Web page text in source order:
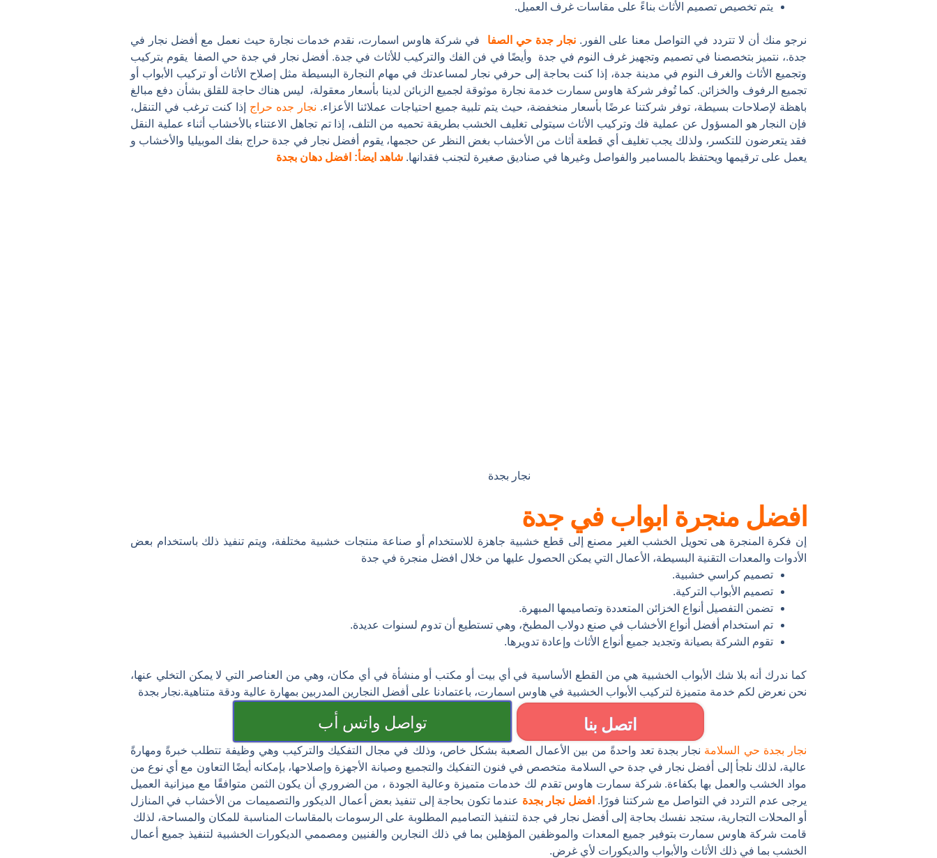
يتم تخصيص تصميم الأثاث بناءً على مقاسات غرف العميل.
نرجو منك أن لا تتردد في التواصل معنا على الفور.نجار جدة حي الصفا
في شركة هاوس اسمارت، نقدم خدمات نجارة حيث نعمل مع أفضل نجار في
جدة.، نتميز بتخصصنا في تصميم وتجهيز غرف النوم في جدة وأيضًا في فن الفك والتركيب للأثاث في جدة. أفضل نجار في جدة حي الصفا يقوم بتركيب
وتجميع الأثاث والغرف النوم في مدينة جدة، إذا كنت بحاجة إلى حرفي نجار لمساعدتك في مهام النجارة البسيطة مثل إصلاح الأثاث أو تركيب الأبواب أو
تجميع الرفوف والخزائن. كما تُوفر شركة هاوس سمارت خدمة نجارة موثوقة لجميع الزبائن لدينا بأسعار معقولة، ليس هناك حاجة للقلق بشأن دفع مبالغ
باهظة لإصلاحات بسيطة، توفر شركتنا عرضًا بأسعار منخفضة، حيث يتم تلبية جميع احتياجات عملائنا الأعزاء. نجار جده حراج إذا كنت ترغب في التنقل،
فإن النجار هو المسؤول عن عملية فك وتركيب الأثاث سيتولى تغليف الخشب بطريقة تحميه من التلف، إذا تم تجاهل الاعتناء بالأخشاب أثناء عملية النقل
فقد يتعرضون للتكسر، ولذلك يجب تغليف أي قطعة أثاث من الأخشاب بغض النظر عن حجمها، يقوم أفضل نجار في جدة حراج بفك الموبيليا والأخشاب و
يعمل على ترقيمها ويحتفظ بالمسامير والفواصل وغيرها في صناديق صغيرة لتجنب فقدانها. شاهد ايضأ: افضل دهان بجدة
نجار بجدة
افضل منجرة ابواب في جدة
إن فكرة المنجرة هى تحويل الخشب الغير مصنع إلى قطع خشبية جاهزة للاستخدام أو صناعة منتجات خشبية مختلفة، ويتم تنفيذ ذلك باستخدام بعض
الأدوات والمعدات التقنية البسيطة، الأعمال التي يمكن الحصول عليها من خلال افضل منجرة في جدة
تصميم كراسي خشبية.
تصميم الأبواب التركية.
تضمن التفصيل أنواع الخزائن المتعددة وتصاميمها المبهرة.
تم استخدام أفضل أنواع الأخشاب في صنع دولاب المطبخ، وهي تستطيع أن تدوم لسنوات عديدة.
تقوم الشركة بصيانة وتجديد جميع أنواع الأثاث وإعادة تدويرها.
كما ندرك أنه بلا شك الأبواب الخشبية هي من القطع الأساسية في أي بيت أو مكتب أو منشأة في أي مكان، وهي من العناصر التي لا يمكن التخلي عنها،
نحن نعرض لكم خدمة متميزة لتركيب الأبواب الخشبية في هاوس اسمارت، باعتمادنا على أفضل النجارين المدربين بمهارة عالية ودقة متناهية.نجار بجدة
اتصل بنا تواصل واتس أب
نجار بجدة حي السلامة نجار بجدة تعد واحدةً من بين الأعمال الصعبة بشكل خاص، وذلك في مجال التفكيك والتركيب وهي وظيفة تتطلب خبرةً ومهارةً
عالية، لذلك نلجأ إلى أفضل نجار في جدة حي السلامة متخصص في فنون التفكيك والتجميع وصيانة الأجهزة وإصلاحها، بإمكانه أيضًا التعاون مع أي نوع من
مواد الخشب والعمل بها بكفاءة. شركة سمارت هاوس تقدم لك خدمات متميزة وعالية الجودة ، من الضروري أن يكون الثمن متوافقًا مع ميزانية العميل
يرجى عدم التردد في التواصل مع شركتنا فورًا. افضل نجار بجدة عندما تكون بحاجة إلى تنفيذ بعض أعمال الديكور والتصميمات من الأخشاب في المنازل
أو المحلات التجارية، ستجد نفسك بحاجة إلى أفضل نجار في جدة لتنفيذ التصاميم المطلوبة على الرسومات بالمقاسات المناسبة للمكان والمساحة، لذلك
قامت شركة هاوس سمارت بتوفير جميع المعدات والموظفين المؤهلين بما في ذلك النجارين والفنيين ومصممي الديكورات الخشبية لتنفيذ جميع أعمال
الخشب بما في ذلك الأثاث والأبواب والديكورات لأي غرض.